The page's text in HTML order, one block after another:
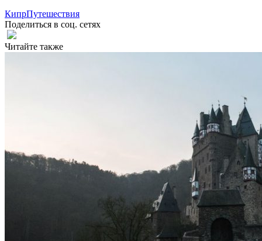
КипрПутешествия
Поделиться в соц. сетях
Читайте также